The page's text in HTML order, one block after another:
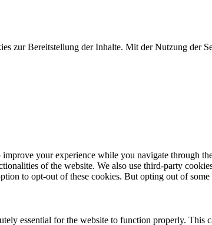
zur Bereitstellung der Inhalte. Mit der Nutzung der
your experience while you navigate through
of the website. We also use third-party
to opt-out of these cookies. But opting out of
essential for the website to function properly.